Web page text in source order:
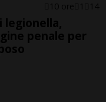
10 ore 1 14
legionella,
penale per